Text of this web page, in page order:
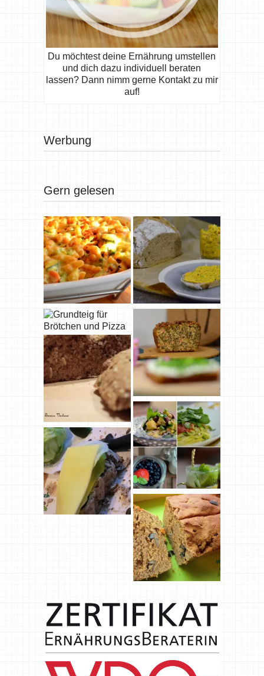
Du möchtest deine Ernährung umstellen
und dich dazu individuell beraten
lassen? Dann nimm gerne Kontakt zu mir
auf!
Werbung
Gern gelesen